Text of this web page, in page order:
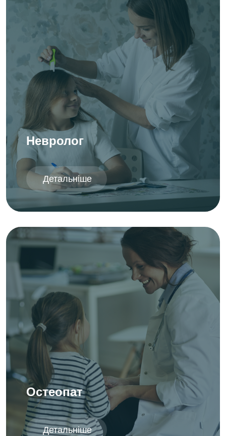
Невролог
Детальніше
Остеопат
Детальніше